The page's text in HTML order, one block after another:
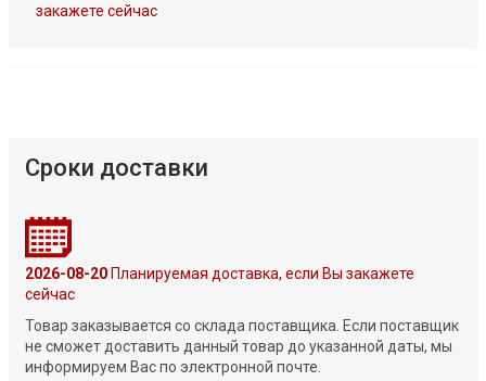
закажете сейчас
Сроки доставки
2026-08-20Планируемая доставка, если Вы закажете
сейчас
Товар заказывается со склада поставщика. Если поставщик
не сможет доставить данный товар до указанной даты, мы
информируем Вас по электронной почте.